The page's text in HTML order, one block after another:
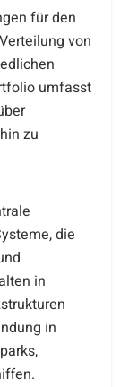
für den
von
umfasst
zu
die
in
in